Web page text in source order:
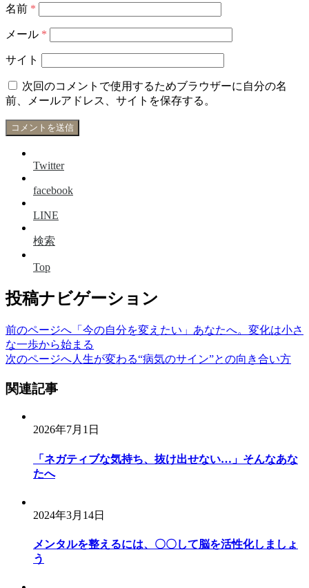
名前 *
メール *
サイト
次回のコメントで使用するためブラウザーに自分の名
前、メールアドレス、サイトを保存する。
Twitter
facebook
LINE
検索
Top
投稿ナビゲーション
前のページへ 「今の自分を変えたい」あなたへ。変化は小さ
な一歩から始まる
次のページへ人生が変わる“病気のサイン”との向き合い方
関連記事
2026年7月1日
「ネガティブな気持ち、抜け出せない…」そんなあな
たへ
2024年3月14日
メンタルを整えるには、〇〇して脳を活性化しましょ
う